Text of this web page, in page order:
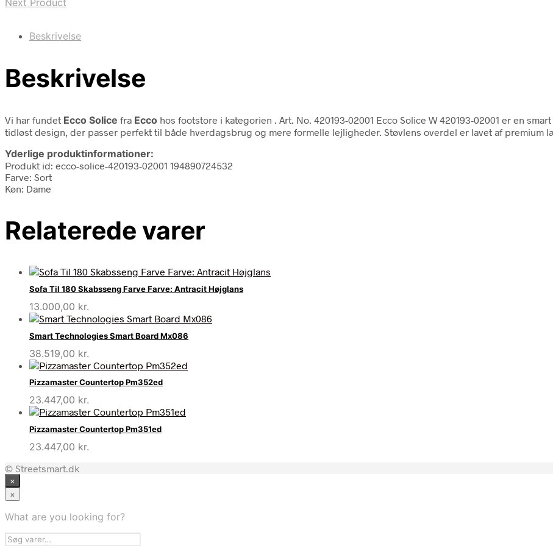
Beskrivelse
Beskrivelse
Vi har fundet Ecco Solice fra Ecco hos footstore i kategorien
. Art. No. 420193-02001 Ecco Solice W 420193-02001 er en
tidløst design, der passer perfekt til både hverdagsbrug og mere formelle lejligheder. Støvlens overdel er lavet af premium
Yderlige produktinformationer:
Produkt id: ecco-solice-420193-02001 194890724532
Farve: Sort
Køn: Dame
Relaterede varer
Sofa Til 180 Skabsseng Farve Farve: Antracit Højglans
13.000,00 kr.
Smart Technologies Smart Board Mx086
38.519,00 kr.
Pizzamaster Countertop Pm352ed
23.447,00 kr.
Pizzamaster Countertop Pm351ed
23.447,00 kr.
© Streetsmart.dk
×
×
What are you looking for?